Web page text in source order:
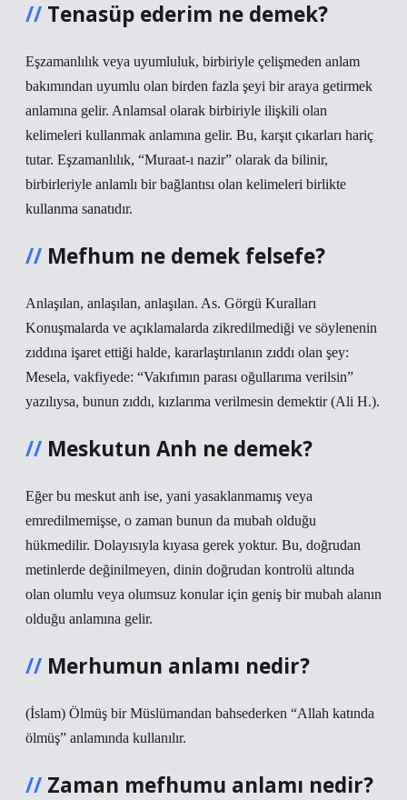
Tenasüp ederim ne demek?
Eşzamanlılık veya uyumluluk, birbiriyle çelişmeden anlam
bakımından uyumlu olan birden fazla şeyi bir araya getirmek
anlamına gelir. Anlamsal olarak birbiriyle ilişkili olan
kelimeleri kullanmak anlamına gelir. Bu, karşıt çıkarları hariç
tutar. Eşzamanlılık, “Muraat-ı nazir” olarak da bilinir,
birbirleriyle anlamlı bir bağlantısı olan kelimeleri birlikte
kullanma sanatıdır.
Mefhum ne demek felsefe?
Anlaşılan, anlaşılan, anlaşılan. As. Görgü Kuralları
Konuşmalarda ve açıklamalarda zikredilmediği ve söylenenin
zıddına işaret ettiği halde, kararlaştırılanın zıddı olan şey:
Mesela, vakfiyede: “Vakıfımın parası oğullarıma verilsin”
yazılıysa, bunun zıddı, kızlarıma verilmesin demektir (Ali H.).
Meskutun Anh ne demek?
Eğer bu meskut anh ise, yani yasaklanmamış veya
emredilmemişse, o zaman bunun da mubah olduğu
hükmedilir. Dolayısıyla kıyasa gerek yoktur. Bu, doğrudan
metinlerde değinilmeyen, dinin doğrudan kontrolü altında
olan olumlu veya olumsuz konular için geniş bir mubah alanın
olduğu anlamına gelir.
Merhumun anlamı nedir?
(İslam) Ölmüş bir Müslümandan bahsederken “Allah katında
ölmüş” anlamında kullanılır.
Zaman mefhumu anlamı nedir?